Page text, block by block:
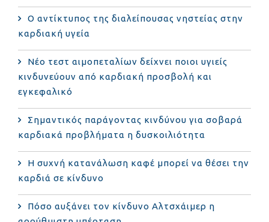
Ο αντίκτυπος της διαλείπουσας νηστείας στην
καρδιακή υγεία
Νέο τεστ αιμοπεταλίων δείχνει ποιοι υγιείς
κινδυνεύουν από καρδιακή προσβολή και
εγκεφαλικό
Σημαντικός παράγοντας κινδύνου για σοβαρά
καρδιακά προβλήματα η δυσκοιλιότητα
Η συχνή κατανάλωση καφέ μπορεί να θέσει την
καρδιά σε κίνδυνο
Πόσο αυξάνει τον κίνδυνο Αλτσχάιμερ η